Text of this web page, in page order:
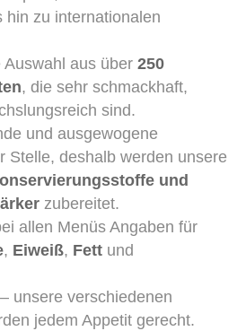
hin zu internationalen
aus über 250
, die sehr schmackhaft,
sind.
und ausgewogene
Stelle, deshalb werden unsere
und
zubereitet.
allen Menüs Angaben für
, Eiweiß, Fett und
unsere verschiedenen
jedem Appetit gerecht.